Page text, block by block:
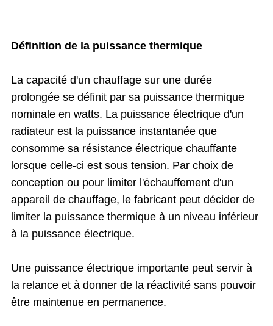
Définition de la puissance thermique
La capacité d'un chauffage sur une durée
prolongée se définit par sa puissance thermique
nominale en watts. La puissance électrique d'un
radiateur est la puissance instantanée que
consomme sa résistance électrique chauffante
lorsque celle-ci est sous tension. Par choix de
conception ou pour limiter l'échauffement d'un
appareil de chauffage, le fabricant peut décider de
limiter la puissance thermique à un niveau inférieur
à la puissance électrique.
Une puissance électrique importante peut servir à
la relance et à donner de la réactivité sans pouvoir
être maintenue en permanence.